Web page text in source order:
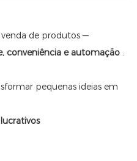
venda de produtos —
conveniência e automação .
pequenas ideias em